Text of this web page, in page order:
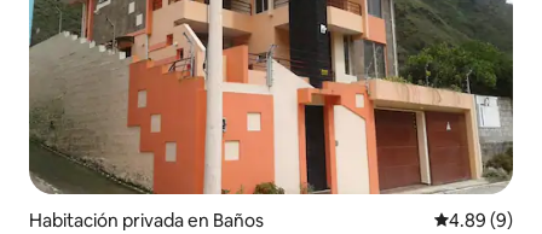
Habitación privada en Baños Calificación
4.89 (9)